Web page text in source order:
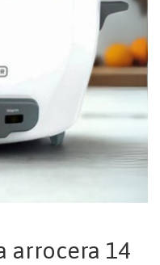
arrocera 14